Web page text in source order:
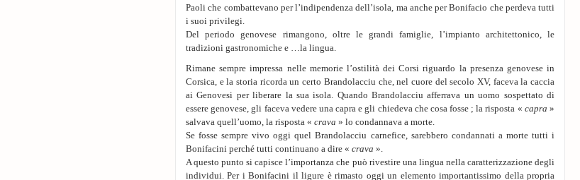
Paoli che combattevano per l’indipendenza dell’isola, ma anche per Bonifacio che perdeva tutti
i suoi privilegi.
Del periodo genovese rimangono, oltre le grandi famiglie, l’impianto architettonico, le
tradizioni gastronomiche e …la lingua.
Rimane sempre impressa nelle memorie l’ostilità dei Corsi riguardo la presenza genovese in
Corsica, e la storia ricorda un certo Brandolacciu che, nel cuore del secolo XV, faceva la caccia
ai Genovesi per liberare la sua isola. Quando Brandolacciu afferrava un uomo sospettato di
essere genovese, gli faceva vedere una capra e gli chiedeva che cosa fosse ; la risposta « capra »
salvava quell’uomo, la risposta « crava » lo condannava a morte.
Se fosse sempre vivo oggi quel Brandolacciu carnefice, sarebbero condannati a morte tutti i
Bonifacini perché tutti continuano a dire « crava ».
A questo punto si capisce l’importanza che può rivestire una lingua nella caratterizzazione degli
individui. Per i Bonifacini il ligure è rimasto oggi un elemento importantissimo della propria